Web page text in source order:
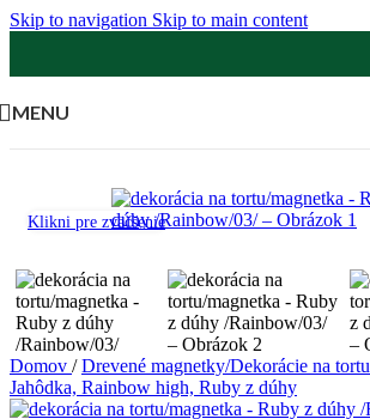
Skip to navigation Skip to main content
MENU
Klikni pre zväčšenie
Domov / Drevené magnetky/Dekorácie na tortu
Jahôdka, Rainbow high, Ruby z dúhy